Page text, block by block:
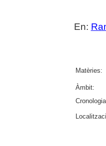
En:
Matèries:
Àmbit: